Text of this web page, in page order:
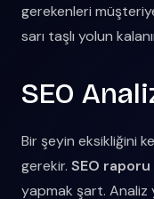
gerekenleri müşteriye
sarı taşlı yolun
SEO
Bir şeyin eksikliğini
gerekir. SEO raporu
yapmak şart. Analiz